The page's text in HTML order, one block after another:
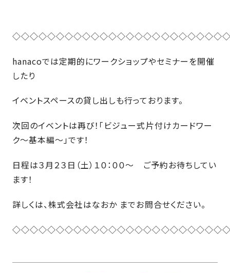
hanacoでは定期的にワークショップやセミナーを開催
したり
イベントスペースの貸し出しも行っております。
次回のイベントは再び！「ビジュー式片付けカードワー
ク～基本編～」です！
日程は３月２３日（土）１０：００～ ご予約お待ちしてい
ます！
詳しくは、株式会社はなおか までお問合せください。